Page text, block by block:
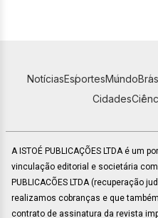
NotíciasEsportesMundo
Cidades
A ISTOÉ PUBLICAÇÕES LTDA é um
vinculação editorial e societária com
PUBLICACÕES LTDA (recuperação
realizamos cobranças e que
contrato de assinatura da revista